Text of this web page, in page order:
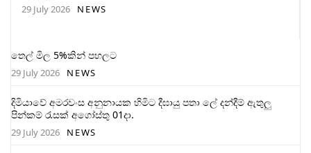
29 July 2026 NEWS
තෙල් මිල 5%කින් පහලට
29 July 2026 NEWS
දිමියාවේ අමරවංස අනුනායක හිමිට දීඝායු පතා ලේ දන්දීම් ඇතුලු
පින්කම් රැසක් අගෝස්තු 01දා.
29 July 2026 NEWS